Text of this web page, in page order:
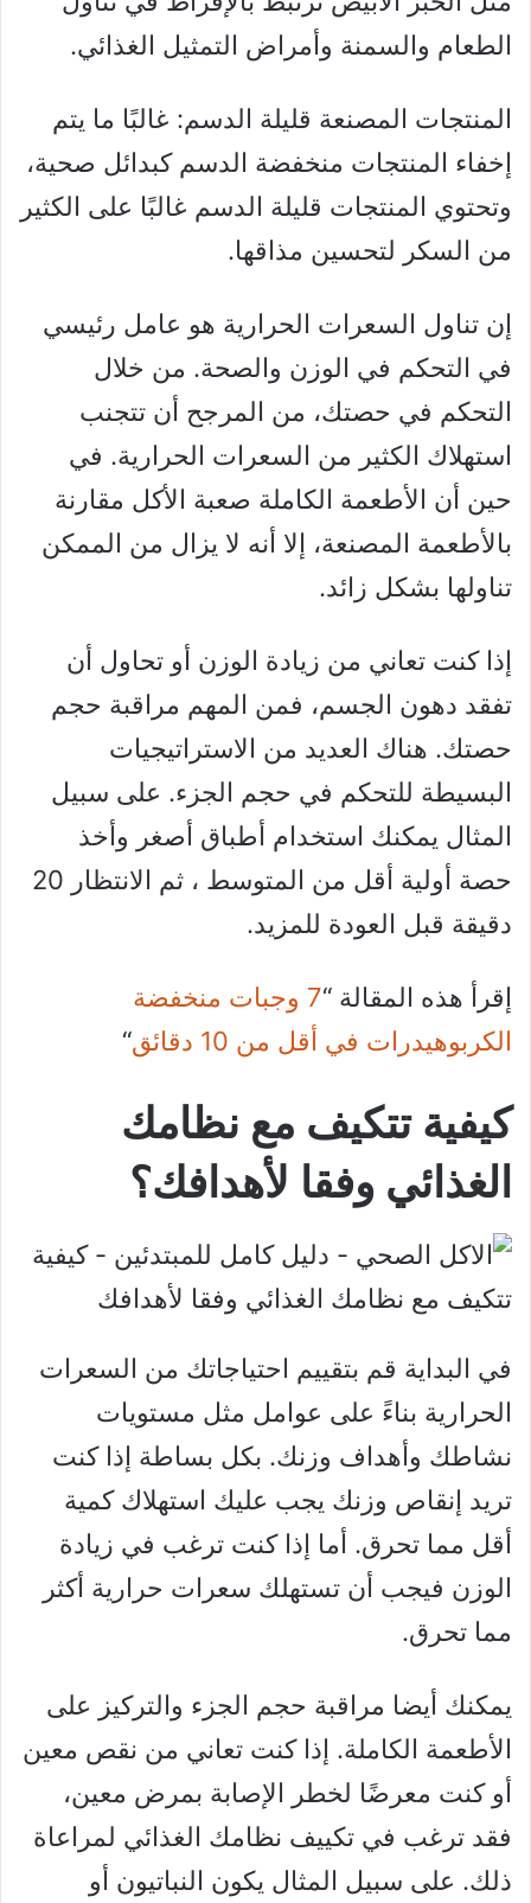
الطعام والسمنة وأمراض التمثيل الغذائي.
المنتجات المصنعة قليلة الدسم: غالبًا ما يتم
إخفاء المنتجات منخفضة الدسم كبدائل صحية،
وتحتوي المنتجات قليلة الدسم غالبًا على الكثير
من السكر لتحسين مذاقها.
إن تناول السعرات الحرارية هو عامل رئيسي
في التحكم في الوزن والصحة. من خلال
التحكم في حصتك، من المرجح أن تتجنب
استهلاك الكثير من السعرات الحرارية. في
حين أن الأطعمة الكاملة صعبة الأكل مقارنة
بالأطعمة المصنعة، إلا أنه لا يزال من الممكن
تناولها بشكل زائد.
إذا كنت تعاني من زيادة الوزن أو تحاول أن
تفقد دهون الجسم، فمن المهم مراقبة حجم
حصتك. هناك العديد من الاستراتيجيات
البسيطة للتحكم في حجم الجزء. على سبيل
المثال يمكنك استخدام أطباق أصغر وأخذ
حصة أولية أقل من المتوسط ، ثم الانتظار 20
دقيقة قبل العودة للمزيد.
إقرأ هذه المقالة “
7 وجبات منخفضة
الكربوهيدرات في أقل من 10 دقائق
“
كيفية تتكيف مع نظامك
الغذائي وفقا لأهدافك؟
في البداية قم بتقييم احتياجاتك من السعرات
الحرارية بناءً على عوامل مثل مستويات
نشاطك وأهداف وزنك. بكل بساطة إذا كنت
تريد إنقاص وزنك يجب عليك استهلاك كمية
أقل مما تحرق. أما إذا كنت ترغب في زيادة
الوزن فيجب أن تستهلك سعرات حرارية أكثر
مما تحرق.
يمكنك أيضا مراقبة حجم الجزء والتركيز على
الأطعمة الكاملة. إذا كنت تعاني من نقص معين
أو كنت معرضًا لخطر الإصابة بمرض معين،
فقد ترغب في تكييف نظامك الغذائي لمراعاة
ذلك. على سبيل المثال يكون النباتيون أو